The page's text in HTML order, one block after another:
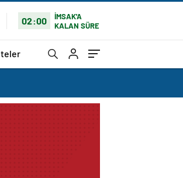
02:00
İMSAK'A
KALAN SÜRE